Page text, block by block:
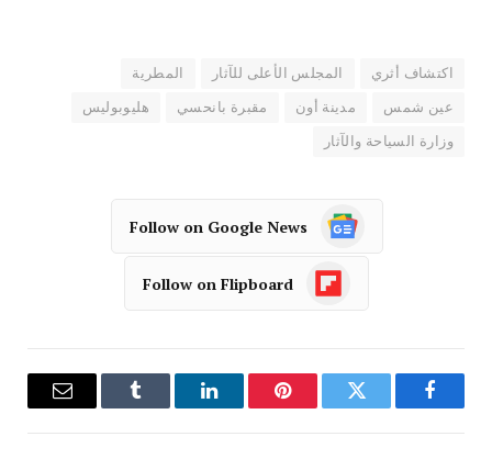
اكتشاف أثري المجلس الأعلى للآثار المطرية
عين شمس مدينة أون مقبرة بانحسي هليوبوليس
وزارة السياحة والآثار
Follow on Google News
Follow on Flipboard
فيسبوك تويتر بينتيريستلينكدإن Tumblr
البريد